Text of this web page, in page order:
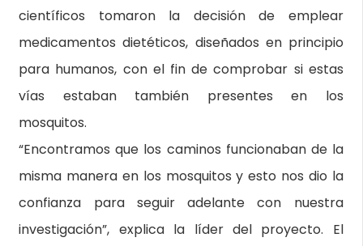
científicos tomaron la decisión de emplear
medicamentos dietéticos, diseñados en principio
para humanos, con el fin de comprobar si estas
vías estaban también presentes en los
mosquitos.
“Encontramos que los caminos funcionaban de la
misma manera en los mosquitos y esto nos dio la
confianza para seguir adelante con nuestra
investigación”, explica la líder del proyecto. El